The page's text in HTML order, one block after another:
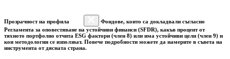
Прозрачност на профила
Фондове, които са докладвали съгласно
Регламента за оповестяване на устойчиви финанси (SFDR), какъв процент от
тяхното портфолио отчита ESG фактори (член 8) или има устойчиви цели (член 9) и
кои методологии се използват. Повече подробности можете да намерите в съвета на
инструмента от дясната страна.